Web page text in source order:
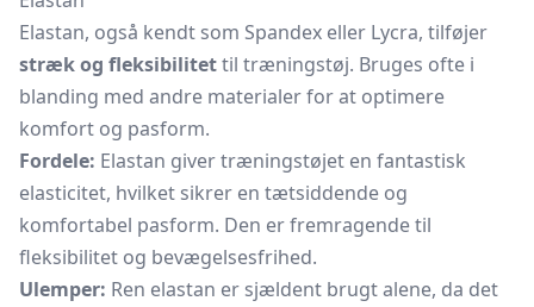
Elastan, også kendt som Spandex eller Lycra, tilføjer
stræk og fleksibilitettil træningstøj. Bruges ofte i
blanding med andre materialer for at optimere
komfort og pasform.
Fordele: Elastan giver træningstøjet en fantastisk
elasticitet, hvilket sikrer en tætsiddende og
komfortabel pasform. Den er fremragende til
fleksibilitet og bevægelsesfrihed.
Ulemper: Ren elastan er sjældent brugt alene, da det